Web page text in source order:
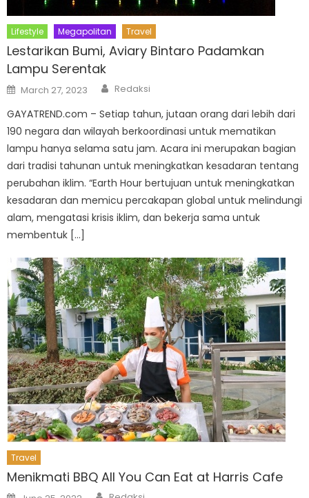
Lifestyle Megapolitan Travel
Lestarikan Bumi, Aviary Bintaro Padamkan
Lampu Serentak
Posted
on
March 27, 2023 Author
Redaksi
GAYATREND.com – Setiap tahun, jutaan orang dari lebih dari
190 negara dan wilayah berkoordinasi untuk mematikan
lampu hanya selama satu jam. Acara ini merupakan bagian
dari tradisi tahunan untuk meningkatkan kesadaran tentang
perubahan iklim. “Earth Hour bertujuan untuk meningkatkan
kesadaran dan memicu percakapan global untuk melindungi
alam, mengatasi krisis iklim, dan bekerja sama untuk
membentuk […]
Travel
Menikmati BBQ All You Can Eat at Harris Cafe
Posted Author